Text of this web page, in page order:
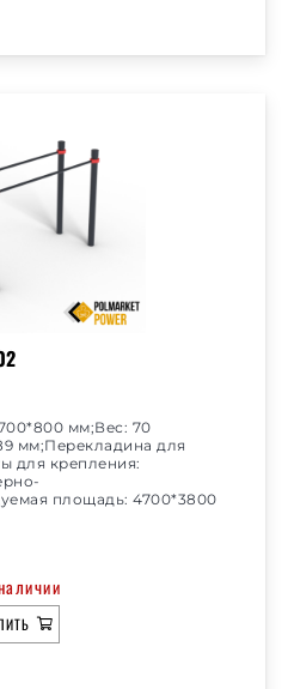
мм;Вес: 70
мм;Перекладина для
для крепления:
площадь: 4700*3800